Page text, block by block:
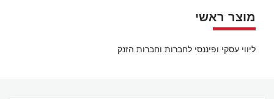
מוצר ראשי
ליווי עסקי ופיננסי לחברות וחברות הזנק